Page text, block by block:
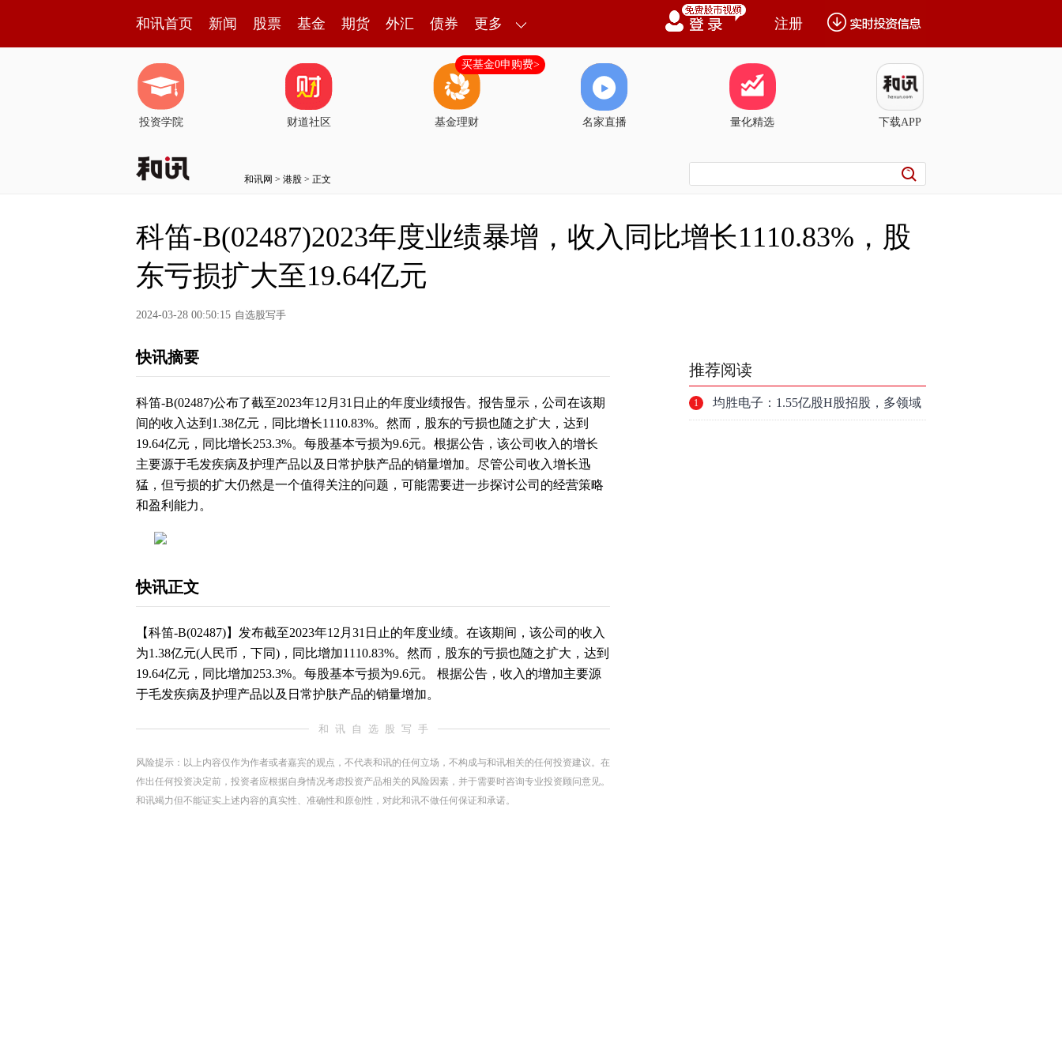
和讯首页 新闻 股票 基金 期货 外汇 债券 更多 注册
投资学院 财道社区 基金理财
买基金0申购费>
名家直播 量化精选 下载APP
和讯网 > 港股 > 正文
科笛-B(02487)2023年度业绩暴增，收入同比增长1110.83%，股
东亏损扩大至19.64亿元
2024-03-28 00:50:15 自选股写手
快讯摘要
科笛-B(02487)公布了截至2023年12月31日止的年度业绩报告。报告显示，公司在该期
间的收入达到1.38亿元，同比增长1110.83%。然而，股东的亏损也随之扩大，达到
19.64亿元，同比增长253.3%。每股基本亏损为9.6元。根据公告，该公司收入的增长
主要源于毛发疾病及护理产品以及日常护肤产品的销量增加。尽管公司收入增长迅
猛，但亏损的扩大仍然是一个值得关注的问题，可能需要进一步探讨公司的经营策略
和盈利能力。
快讯正文
【科笛-B(02487)】发布截至2023年12月31日止的年度业绩。在该期间，该公司的收入
为1.38亿元(人民币，下同)，同比增加1110.83%。然而，股东的亏损也随之扩大，达到
19.64亿元，同比增加253.3%。每股基本亏损为9.6元。 根据公告，收入的增加主要源
于毛发疾病及护理产品以及日常护肤产品的销量增加。
和讯自选股写手
风险提示：以上内容仅作为作者或者嘉宾的观点，不代表和讯的任何立场，不构成与和讯相关的任何投资建议。在
作出任何投资决定前，投资者应根据自身情况考虑投资产品相关的风险因素，并于需要时咨询专业投资顾问意见。
和讯竭力但不能证实上述内容的真实性、准确性和原创性，对此和讯不做任何保证和承诺。
推荐阅读
1 均胜电子：1.55亿股H股招股，多领域